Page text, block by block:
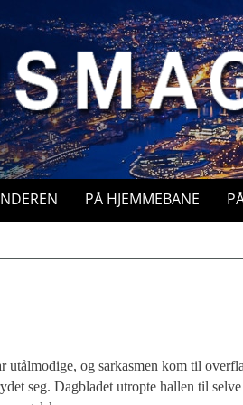
PÅ HJEMMEBANE
utålmodige, og sarkasmen kom til
seg. Dagbladet utropte hallen til